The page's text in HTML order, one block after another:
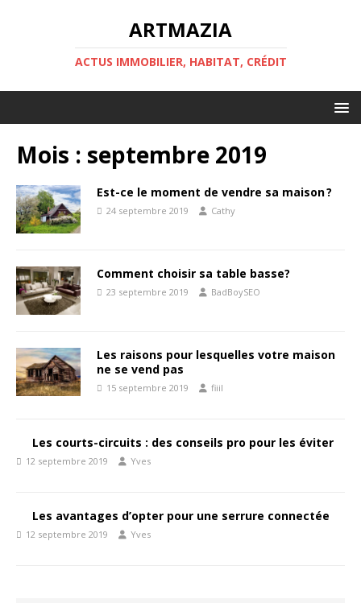
ARTMAZIA
ACTUS IMMOBILIER, HABITAT, CRÉDIT
Mois : septembre 2019
Est-ce le moment de vendre sa maison ?
24 septembre 2019 Cathy
Comment choisir sa table basse?
23 septembre 2019 BadBoySEO
Les raisons pour lesquelles votre maison
ne se vend pas
15 septembre 2019 fiiil
Les courts-circuits : des conseils pro pour les éviter
12 septembre 2019 Yves
Les avantages d’opter pour une serrure connectée
12 septembre 2019 Yves